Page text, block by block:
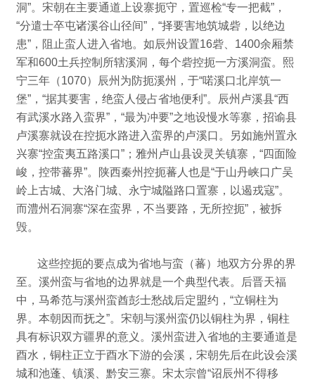
洞”。 宋朝在主要通道上设寨扼守，置巡检“专一把截”，
“分遣士卒屯诸溪谷山径间”，“择要害地筑城砦，以绝边
患”，阻止蛮人进入省地。 如辰州设置16砦、1400余厢禁
军和600土兵控制所辖溪洞， 每个砦控扼一方溪洞蛮。 熙
宁三年（1070）辰州为防扼溪州，于“喏溪口北岸筑一
堡”，“据其要害，绝蛮人侵占省地便利”。
辰州卢溪县“西
有武溪水路入蛮界”， “最为冲要”之地设慢水等寨，招谕县
卢溪寨就设在控扼水路进入蛮界的卢溪口。
另如施州置永
兴寨“控蛮夷五路溪口”； 雅州卢山县设灵关镇寨，“四面险
峻，控带蕃界”。
陕西秦州控扼蕃人也是“于山丹峡口广吴
岭上古城、大洛门城、永宁城隘路口置寨，以遏戎寇”。
而澧州石洞寨“深在蛮界，不当要路，无所控扼”，被拆
毁。
这些控扼的要点成为省地与蛮（蕃）地双方分界的界
至。 溪州蛮与省地的边界就是一个典型代表。
后晋天福
中，马希范与溪州蛮酋彭士愁战后定盟约，“立铜柱为
界。 本朝因而抚之”。 宋朝与溪州蛮仍以铜柱为界，铜柱
具有标识双方疆界的意义。 溪州蛮进入省地的主要通道是
酉水，铜柱正立于酉水下游的会溪，宋朝先后在此设会溪
城和池蓬、镇溪、黔安三寨。 宋太宗曾“诏辰州不得移